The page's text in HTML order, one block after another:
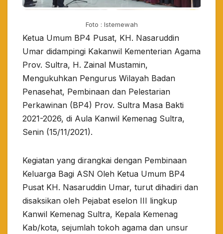
Foto : Istemewah
Ketua Umum BP4 Pusat, KH. Nasaruddin
Umar didampingi Kakanwil Kementerian Agama
Prov. Sultra, H. Zainal Mustamin,
Mengukuhkan Pengurus Wilayah Badan
Penasehat, Pembinaan dan Pelestarian
Perkawinan (BP4) Prov. Sultra Masa Bakti
2021-2026, di Aula Kanwil Kemenag Sultra,
Senin (15/11/2021).
Kegiatan yang dirangkai dengan Pembinaan
Keluarga Bagi ASN Oleh Ketua Umum BP4
Pusat KH. Nasaruddin Umar, turut dihadiri dan
disaksikan oleh Pejabat eselon III lingkup
Kanwil Kemenag Sultra, Kepala Kemenag
Kab/kota, sejumlah tokoh agama dan unsur